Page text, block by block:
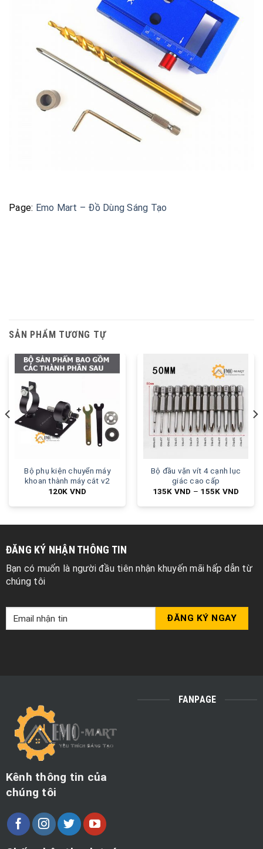
Page: Emo Mart – Đồ Dùng Sáng Tạo
SẢN PHẨM TƯƠNG TỰ
Bộ phụ kiện chuyển máy
khoan thành máy cắt v2
120K VND
Bộ đầu vặn vít 4 cạnh lục
giác cao cấp
135K VND – 155K VND
ĐĂNG KÝ NHẬN THÔNG TIN
Bạn có muốn là người đầu tiên nhận khuyến mãi hấp dẫn từ
chúng tôi
Kênh thông tin của
chúng tôi
FANPAGE